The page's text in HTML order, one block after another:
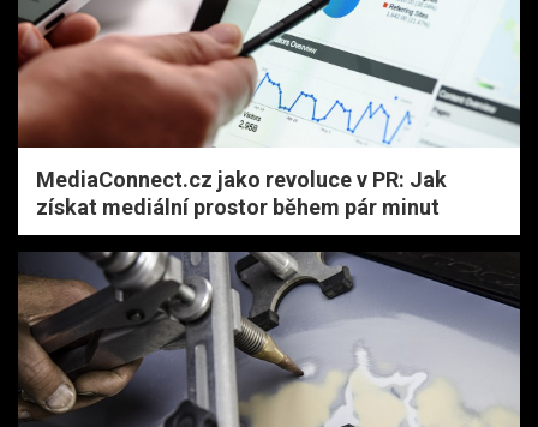
MediaConnect.cz jako revoluce v PR: Jak
získat mediální prostor během pár minut